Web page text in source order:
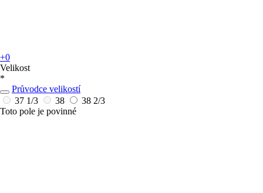
+0
Velikost
*
Průvodce velikostí
37 1/3
38
38 2/3
Toto pole je povinné